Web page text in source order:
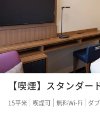
【喫煙】スタンダ
15平米 喫煙可 無料Wi-Fi ダ